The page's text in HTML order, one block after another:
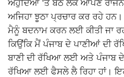
ਅਹੁਦਿਆਂ 'ਤੇ ਬੈਠੇ ਲੋਕ ਆਪਣੇ
ਅਜਿਹਾ ਝੂਠਾ ਪ੍ਰਚਾਰ ਕਰ ਰਹੇ
ਮੈਨੂੰ ਬਦਨਾਮ ਕਰਨ ਲਈ ਕੀਤੀ ਜਾ
ਕਿਉਂਕਿ ਮੈਂ ਪੰਜਾਬ ਦੇ ਪਾਣੀਆਂ ਦੀ
ਬਾਣੀ ਦੀ ਰੱਖਿਆ ਲਈ ਅਤੇ ਪੰਜਾਬ ਦੇ
ਰੱਖਿਆ ਲਈ ਫੈਸਲੇ ਲੈ ਰਿਹਾ ਹਾਂ।